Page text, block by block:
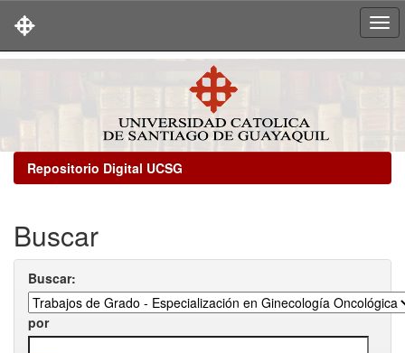
Repositorio Digital UCSG
Buscar
Buscar:
por